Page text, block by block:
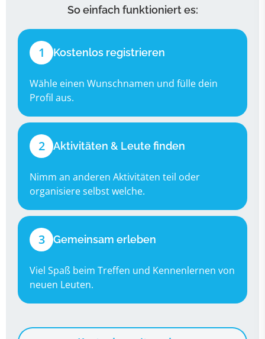
So einfach funktioniert es:
1 Kostenlos registrieren
Wähle einen Wunschnamen und fülle dein
Profil aus.
2 Aktivitäten & Leute finden
Nimm an anderen Aktivitäten teil oder
organisiere selbst welche.
3 Gemeinsam erleben
Viel Spaß beim Treffen und Kennenlernen von
neuen Leuten.